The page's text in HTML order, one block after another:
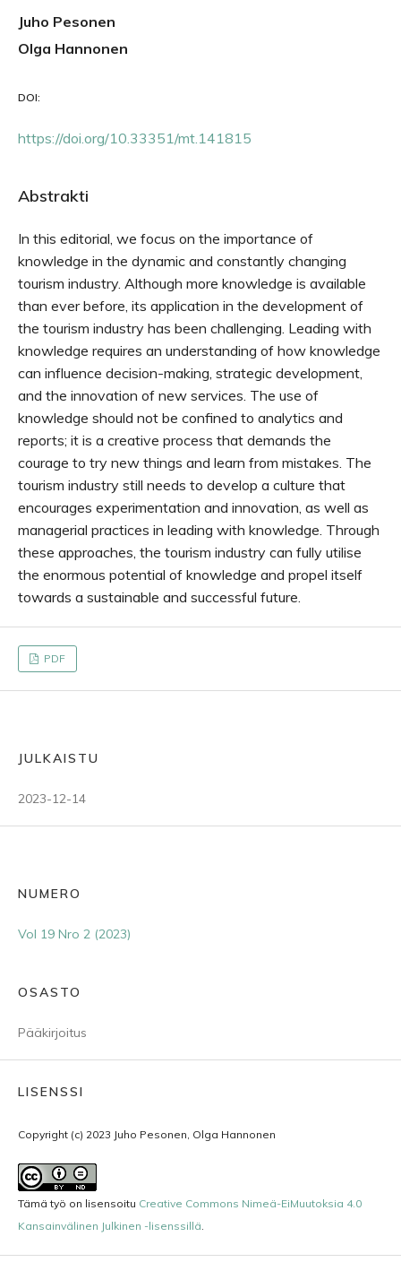
Juho Pesonen
Olga Hannonen
DOI:
https://doi.org/10.33351/mt.141815
Abstrakti
In this editorial, we focus on the importance of
knowledge in the dynamic and constantly changing
tourism industry. Although more knowledge is available
than ever before, its application in the development of
the tourism industry has been challenging. Leading with
knowledge requires an understanding of how knowledge
can influence decision-making, strategic development,
and the innovation of new services. The use of
knowledge should not be confined to analytics and
reports; it is a creative process that demands the
courage to try new things and learn from mistakes. The
tourism industry still needs to develop a culture that
encourages experimentation and innovation, as well as
managerial practices in leading with knowledge. Through
these approaches, the tourism industry can fully utilise
the enormous potential of knowledge and propel itself
towards a sustainable and successful future.
PDF
JULKAISTU
2023-12-14
NUMERO
Vol 19 Nro 2 (2023)
OSASTO
Pääkirjoitus
LISENSSI
Copyright (c) 2023 Juho Pesonen, Olga Hannonen
Tämä työ on lisensoitu Creative Commons Nimeä-EiMuutoksia 4.0
Kansainvälinen Julkinen -lisenssillä.